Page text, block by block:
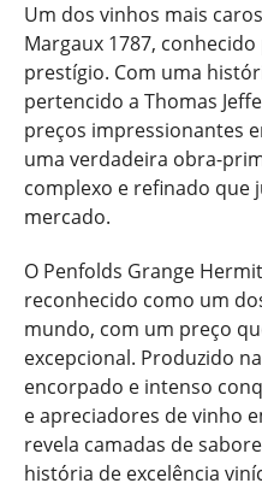
Um dos vinhos mais
Margaux 1787,
prestígio. Com uma
pertencido a Thomas
preços impressionantes
uma verdadeira obra-
complexo e refinado que
mercado.
O Penfolds Grange
reconhecido como um
mundo, com um preço
excepcional. Produzido
encorpado e intenso
e apreciadores de vinho
revela camadas de
história de excelência